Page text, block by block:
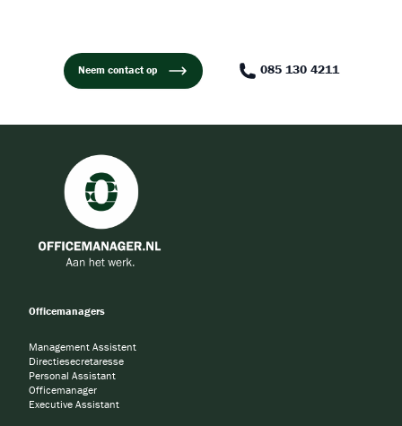
Neem contact op 085 130 4211
Officemanagers
Management Assistent
Directiesecretaresse
Personal Assistant
Officemanager
Executive Assistant